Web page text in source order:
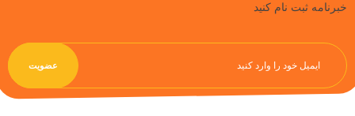
خبرنامه ثبت نام کنید